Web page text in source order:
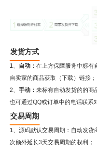
发货方式
1、 自动： 在上方保障服务中标有
自卖家的商品获取（下载）链接；
2、 手动： 未标有自动发货的的商
也可通过QQ或订单中的电话联系
交易周期
1、源码默认交易周期：自动发
次额外延长3天交易周期的权利；